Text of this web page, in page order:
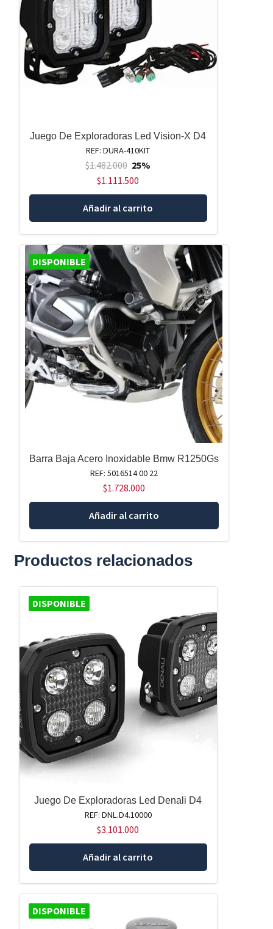
Juego De Exploradoras Led Vision-X D4
REF: DURA-410KIT
$1.482.000 25%
$1.111.500
Añadir al carrito
DISPONIBLE
Barra Baja Acero Inoxidable Bmw R1250Gs
REF: 5016514 00 22
$1.728.000
Añadir al carrito
Productos relacionados
DISPONIBLE
Juego De Exploradoras Led Denali D4
REF: DNL.D4.10000
$3.101.000
Añadir al carrito
DISPONIBLE